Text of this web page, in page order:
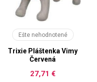
Ešte nehodnotené
Trixie Pláštenka Vimy
Červená
27,71 €